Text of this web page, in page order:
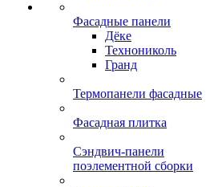
Фасадные панели
Дёке
Технониколь
Гранд
Термопанели фасадные
Фасадная плитка
Сэндвич-панели
поэлементной сборки